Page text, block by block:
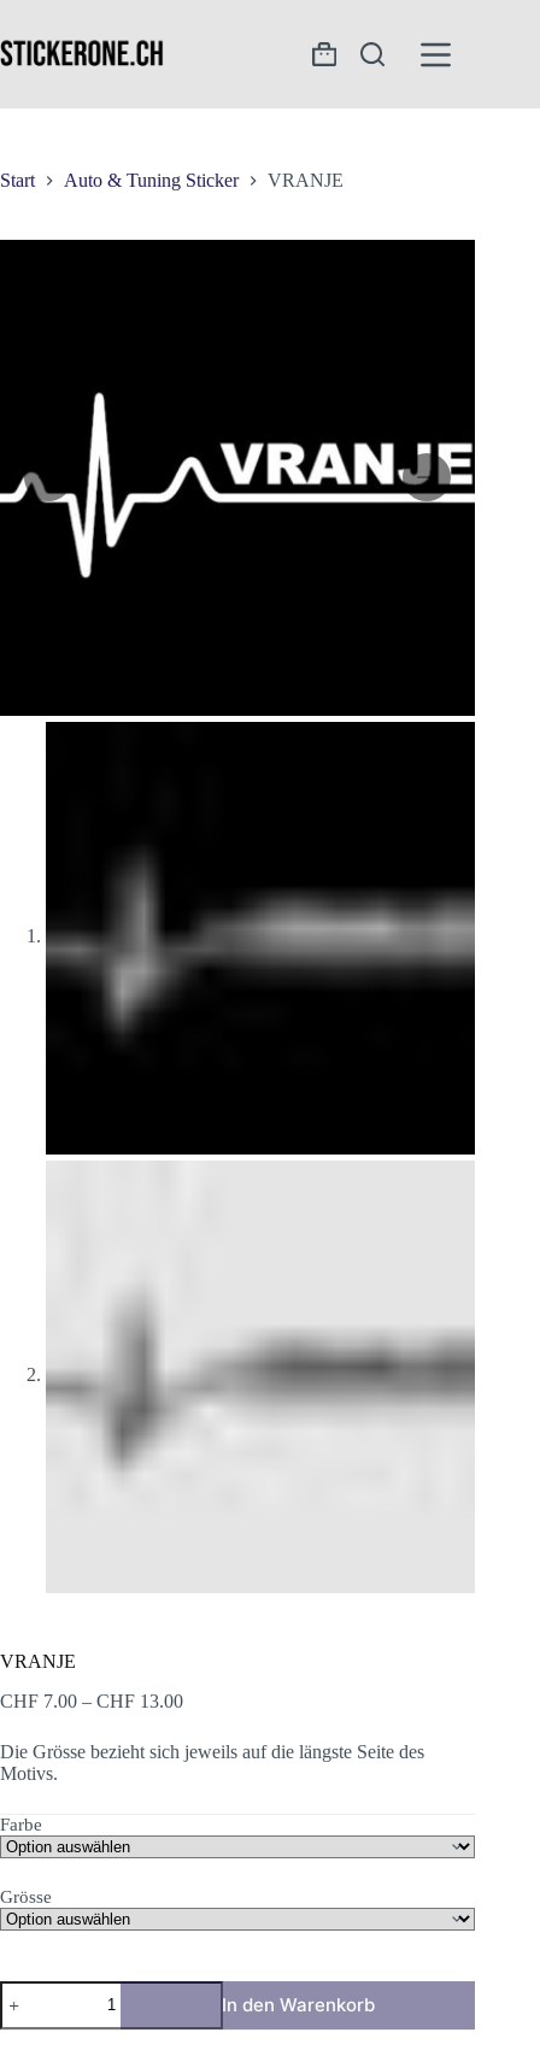
springen
Warenkorb
Start Auto & Tuning Sticker VRANJE
VRANJE
CHF 7.00 – CHF 13.00Preisspanne:
bis
CHF 13.00
Die Grösse bezieht sich jeweils auf die längste Seite des
Motivs.
Farbe
Grösse
VRANJE
Menge
In den Warenkorb